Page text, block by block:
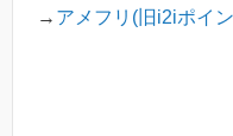
→ アメフリ(旧i2iポイ